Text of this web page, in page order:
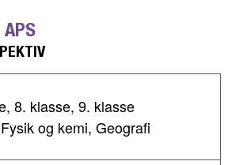
8. klasse, 9. klasse
og kemi, Geografi